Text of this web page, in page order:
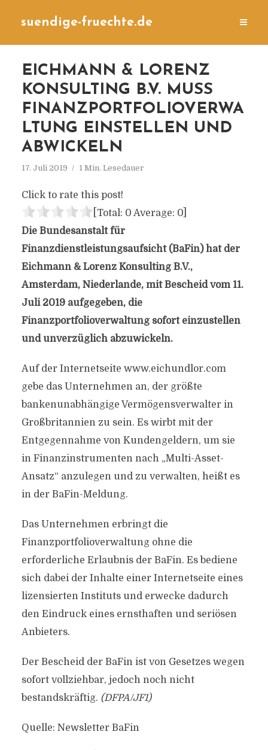
suendige-fruechte.de
EICHMANN & LORENZ
KONSULTING B.V. MUSS
FINANZPORTFOLIOVERWA
LTUNG EINSTELLEN UND
ABWICKELN
17. Juli 2019 1 Min. Lesedauer
Click to rate this post!
[Total: 0 Average: 0]
Die Bundesanstalt für
Finanzdienstleistungsaufsicht (BaFin) hat der
Eichmann & Lorenz Konsulting B.V.,
Amsterdam, Niederlande, mit Bescheid vom 11.
Juli 2019 aufgegeben, die
Finanzportfolioverwaltung sofort einzustellen
und unverzüglich abzuwickeln.
Auf der Internetseite www.eichundlor.com
gebe das Unternehmen an, der größte
bankenunabhängige Vermögensverwalter in
Großbritannien zu sein. Es wirbt mit der
Entgegennahme von Kundengeldern, um sie
in Finanzinstrumenten nach „Multi-Asset-
Ansatz“ anzulegen und zu verwalten, heißt es
in der BaFin-Meldung.
Das Unternehmen erbringt die
Finanzportfolioverwaltung ohne die
erforderliche Erlaubnis der BaFin. Es bediene
sich dabei der Inhalte einer Internetseite eines
lizensierten Instituts und erwecke dadurch
den Eindruck eines ernsthaften und seriösen
Anbieters.
Der Bescheid der BaFin ist von Gesetzes wegen
sofort vollziehbar, jedoch noch nicht
bestandskräftig. (DFPA/JF1)
Quelle: Newsletter BaFin